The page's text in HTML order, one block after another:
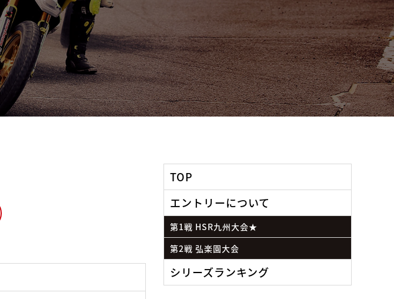
TOP
エントリーについて
第1戦 HSR九州大会★
第2戦 弘楽園大会
シリーズランキング